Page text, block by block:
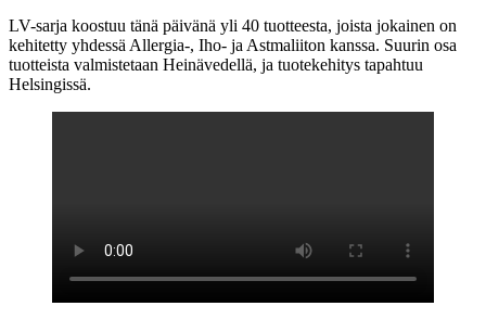
LV-sarja koostuu tänä päivänä yli 40 tuotteesta, joista jokainen on
kehitetty yhdessä Allergia-, Iho- ja Astmaliiton kanssa. Suurin osa
tuotteista valmistetaan Heinävedellä, ja tuotekehitys tapahtuu
Helsingissä.